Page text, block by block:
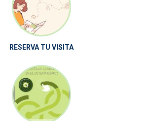
RESERVA TU VISITA